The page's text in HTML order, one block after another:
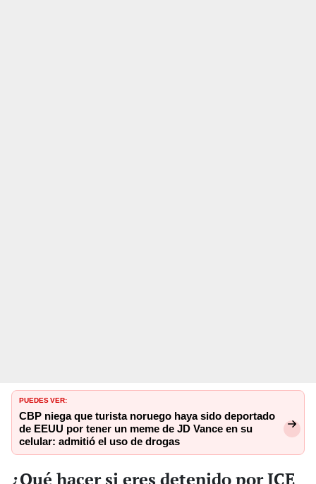
PUEDES VER:
CBP niega que turista noruego haya sido deportado
de EEUU por tener un meme de JD Vance en su
celular: admitió el uso de drogas
¿Qué hacer si eres detenido por ICE